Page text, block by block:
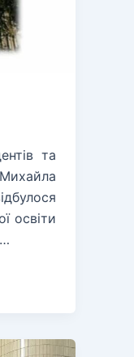
та
освіти